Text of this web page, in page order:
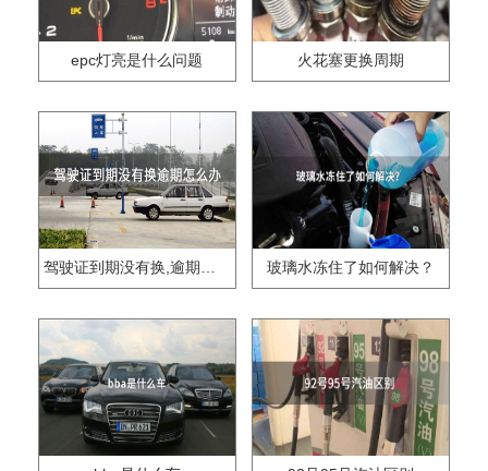
epc灯亮是什么问题 火花塞更换周期
驾驶证到期没有换,逾期怎么办?? 玻璃水冻住了如何解决？